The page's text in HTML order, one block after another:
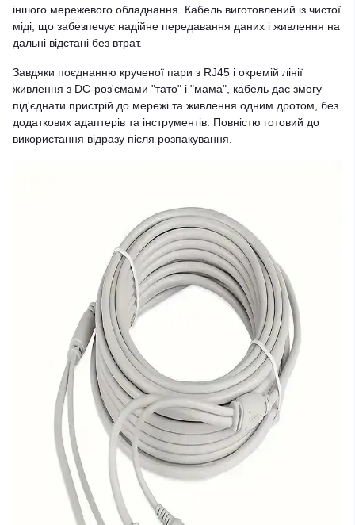
іншого мережевого обладнання. Кабель виготовлений із чистої
міді, що забезпечує надійне передавання даних і живлення на
дальні відстані без втрат.
Завдяки поєднанню крученої пари з RJ45 і окремій лінії
живлення з DC-роз'ємами "тато" і "мама", кабель дає змогу
під'єднати пристрій до мережі та живлення одним дротом, без
додаткових адаптерів та інструментів. Повністю готовий до
використання відразу після розпакування.